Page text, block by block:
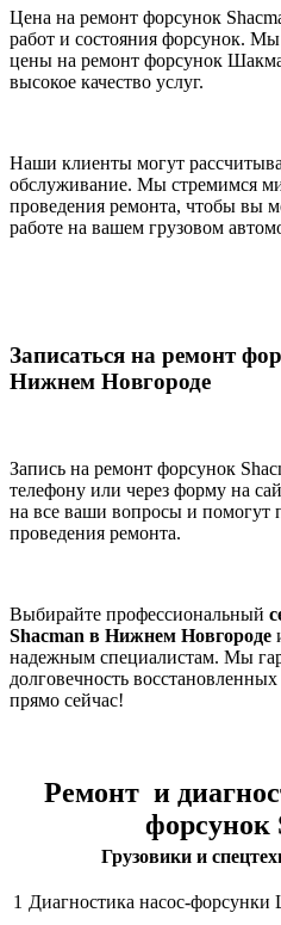
Цена на ремонт форсунок
работ и состояния форсунок.
цены на ремонт форсунок
высокое качество услуг.
Наши клиенты могут
обслуживание. Мы стремимся
проведения ремонта, чтобы вы
работе на вашем грузовом
Записаться на ремонт
Нижнем Новгороде
Запись на ремонт форсунок
телефону или через форму на
на все ваши вопросы и помогут
проведения ремонта.
Выбирайте профессиональный
Shacman в Нижнем Новгороде
надежным специалистам. Мы
долговечность
прямо сейчас!
Ремонт и
форсунок
Грузовики и
1 Диагностика насос-